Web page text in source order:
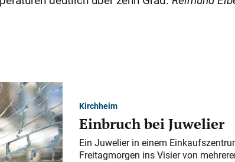
Kirchheim
Einbruch bei Juwelier
Ein Juwelier in einem
Freitagmorgen ins Visier von